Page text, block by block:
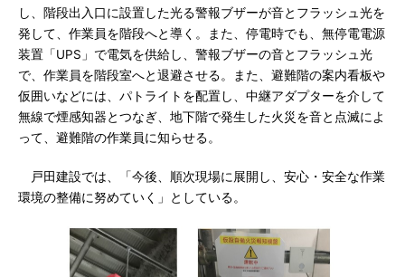
し、階段出入口に設置した光る警報ブザーが音とフラッシュ光を
発して、作業員を階段へと導く。また、停電時でも、無停電電源
装置「UPS」で電気を供給し、警報ブザーの音とフラッシュ光
で、作業員を階段室へと退避させる。また、避難階の案内看板や
仮囲いなどには、パトライトを配置し、中継アダプターを介して
無線で煙感知器とつなぎ、地下階で発生した火災を音と点滅によ
って、避難階の作業員に知らせる。
戸田建設では、「今後、順次現場に展開し、安心・安全な作業
環境の整備に努めていく」としている。